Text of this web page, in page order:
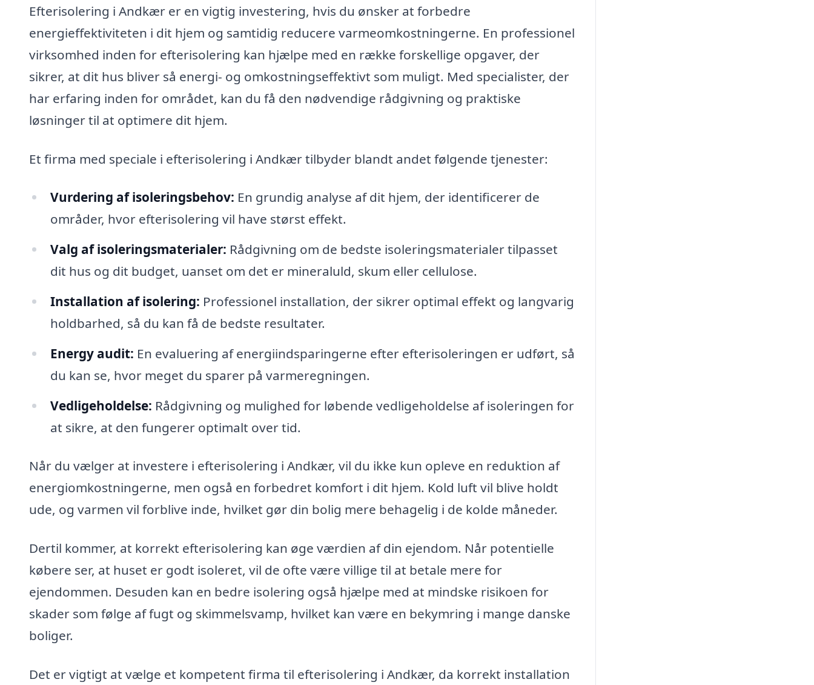
Efterisolering i Andkær er en vigtig investering, hvis du ønsker at forbedre
energieffektiviteten i dit hjem og samtidig reducere varmeomkostningerne. En professionel
virksomhed inden for efterisolering kan hjælpe med en række forskellige opgaver, der
sikrer, at dit hus bliver så energi- og omkostningseffektivt som muligt. Med specialister, der
har erfaring inden for området, kan du få den nødvendige rådgivning og praktiske
løsninger til at optimere dit hjem.
Et firma med speciale i efterisolering i Andkær tilbyder blandt andet følgende tjenester:
Vurdering af isoleringsbehov: En grundig analyse af dit hjem, der identificerer de
områder, hvor efterisolering vil have størst effekt.
Valg af isoleringsmaterialer: Rådgivning om de bedste isoleringsmaterialer tilpasset
dit hus og dit budget, uanset om det er mineraluld, skum eller cellulose.
Installation af isolering: Professionel installation, der sikrer optimal effekt og langvarig
holdbarhed, så du kan få de bedste resultater.
Energy audit: En evaluering af energiindsparingerne efter efterisoleringen er udført, så
du kan se, hvor meget du sparer på varmeregningen.
Vedligeholdelse: Rådgivning og mulighed for løbende vedligeholdelse af isoleringen for
at sikre, at den fungerer optimalt over tid.
Når du vælger at investere i efterisolering i Andkær, vil du ikke kun opleve en reduktion af
energiomkostningerne, men også en forbedret komfort i dit hjem. Kold luft vil blive holdt
ude, og varmen vil forblive inde, hvilket gør din bolig mere behagelig i de kolde måneder.
Dertil kommer, at korrekt efterisolering kan øge værdien af din ejendom. Når potentielle
købere ser, at huset er godt isoleret, vil de ofte være villige til at betale mere for
ejendommen. Desuden kan en bedre isolering også hjælpe med at mindske risikoen for
skader som følge af fugt og skimmelsvamp, hvilket kan være en bekymring i mange danske
boliger.
Det er vigtigt at vælge et kompetent firma til efterisolering i Andkær, da korrekt installation